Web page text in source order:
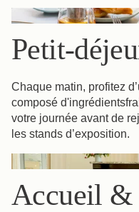
Petit-
Chaque matin, profitez
composé
votre journée avant de
les stands d’exposition.
Accueil &
La MaisonLes